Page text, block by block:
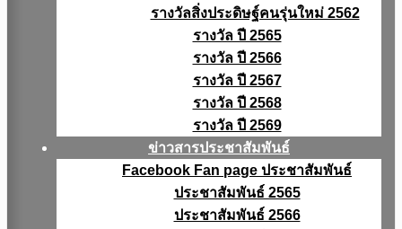
รางวัลสิ่งประดิษฐ์คนรุ่นใหม่ 2562
รางวัล ปี 2565
รางวัล ปี 2566
รางวัล ปี 2567
รางวัล ปี 2568
รางวัล ปี 2569
ข่าวสารประชาสัมพันธ์
Facebook Fan page ประชาสัมพันธ์
ประชาสัมพันธ์ 2565
ประชาสัมพันธ์ 2566